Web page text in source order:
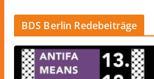
BDS Berlin Redebeiträge